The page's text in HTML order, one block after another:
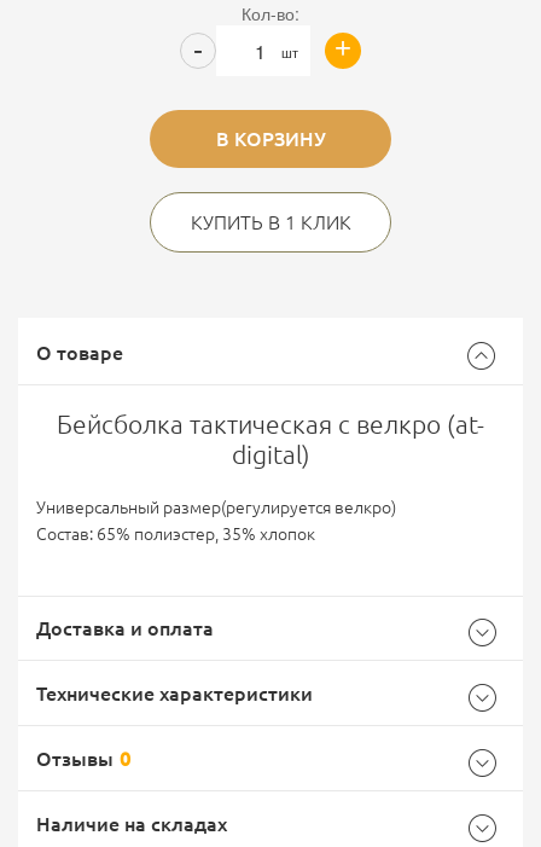
Кол-во:
шт +
-
В КОРЗИНУ
КУПИТЬ В 1 КЛИК
О товаре
Бейсболка тактическая с велкро (at-
digital)
Универсальный размер(регулируется велкро)
Состав: 65% полиэстер, 35% хлопок
Доставка и оплата
Доставка Почтой России
EMS Почта России
Технические характеристики
Бренд Россия
Отзывы 0
Наличие на складах